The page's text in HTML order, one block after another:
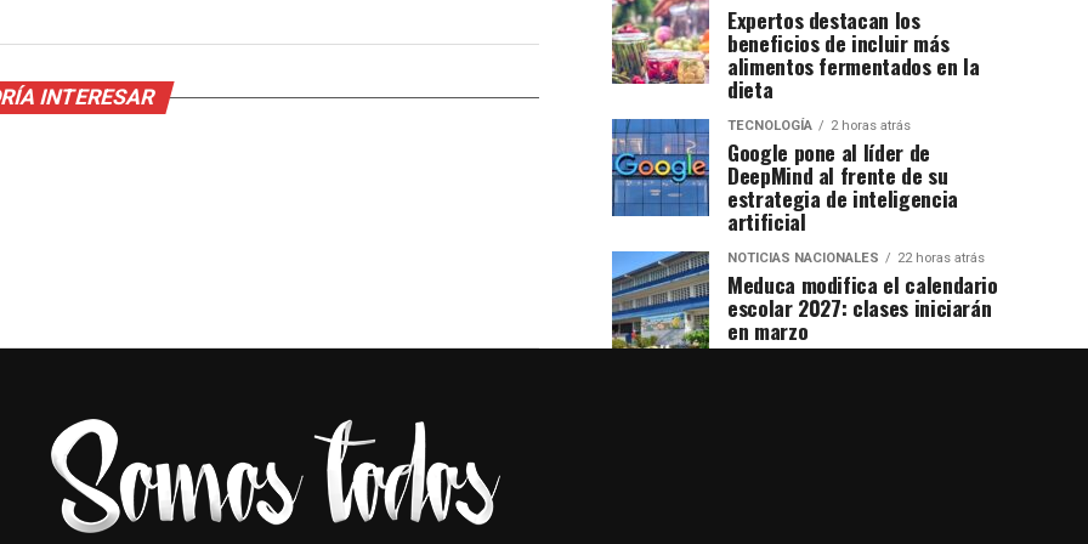
INTERESAR
Expertos destacan los
beneficios de incluir más
alimentos fermentados en la
dieta
TECNOLOGÍA 2 horas atrás
Google pone al líder de
DeepMind al frente de su
estrategia de inteligencia
artificial
NOTICIAS NACIONALES 22 horas atrás
Meduca modifica el calendario
escolar 2027: clases iniciarán
en marzo